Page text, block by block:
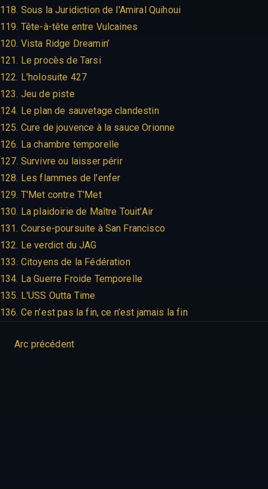
118. Sous la Juridiction de l'Amiral Quihoui
119. Tête-à-tête entre Vulcaines
120. Vista Ridge Dreamin’
121. Le procès de Tarsi
122. L'holosuite 427
123. Jeu de piste
124. Le plan de sauvetage clandestin
125. Cure de jouvence à la sauce Orionne
126. La chambre temporelle
127. Survivre ou laisser périr
128. Les flammes de l'enfer
129. T'Met contre T'Met
130. La plaidoirie de Maître Touit'Air
131. Course-poursuite à San Francisco
132. Le verdict du JAG
133. Citoyens de la Fédération
134. La Guerre Froide Temporelle
135. L'USS Outta Time
136. Ce n’est pas la fin, ce n’est jamais la fin
Arc précédent